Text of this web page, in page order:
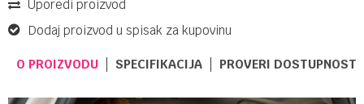
Uporedi proizvod
Dodaj proizvod u spisak za kupovinu
O PROIZVODU SPECIFIKACIJA PROVERI DOSTUPNOST